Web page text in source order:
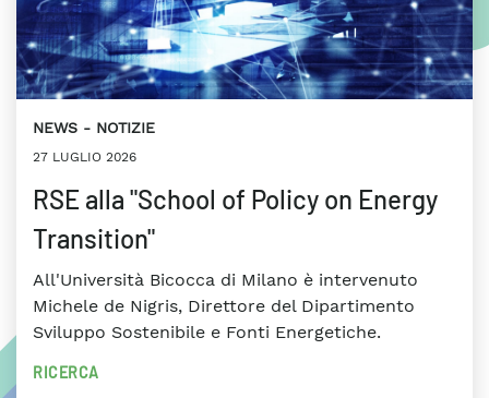
NEWS NOTIZIE
27 LUGLIO 2026
RSE alla "School of Policy on Energy
Transition"
All'Università Bicocca di Milano è intervenuto
Michele de Nigris, Direttore del Dipartimento
Sviluppo Sostenibile e Fonti Energetiche.
RICERCA